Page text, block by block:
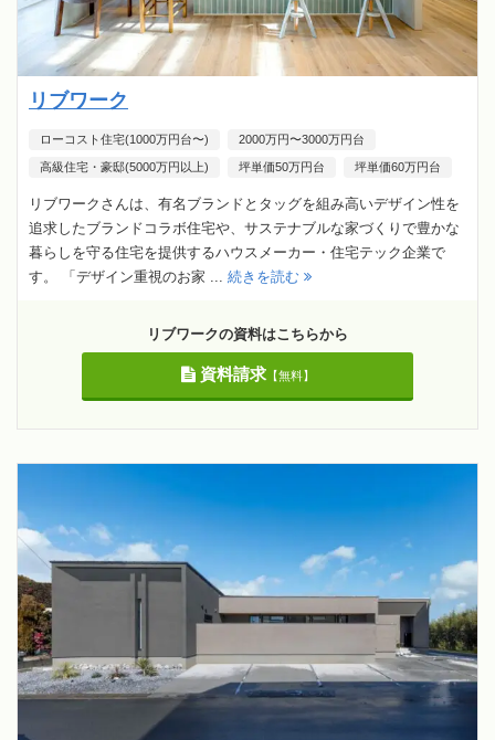
リブワーク
ローコスト住宅(1000万円台〜) 2000万円〜3000万円台
高級住宅・豪邸(5000万円以上) 坪単価50万円台 坪単価60万円台
リブワークさんは、有名ブランドとタッグを組み高いデザイン性を
追求したブランドコラボ住宅や、サステナブルな家づくりで豊かな
暮らしを守る住宅を提供するハウスメーカー・住宅テック企業で
す。 「デザイン重視のお家 ... 続きを読む
リブワークの資料はこちらから
資料請求【無料】